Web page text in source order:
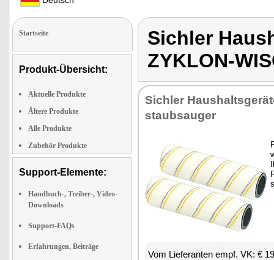
Startseite
Produkt-Übersicht:
Aktuelle Produkte
Ältere Produkte
Alle Produkte
Zubehör Produkte
Support-Elemente:
Handbuch-, Treiber-, Video-
Downloads
Support-FAQs
Erfahrungen, Beiträge
Sichler
ZYKLON-
Sich­ler
staub­sau­ger
Vom Lie­fe­ran­ten empf. VK: €